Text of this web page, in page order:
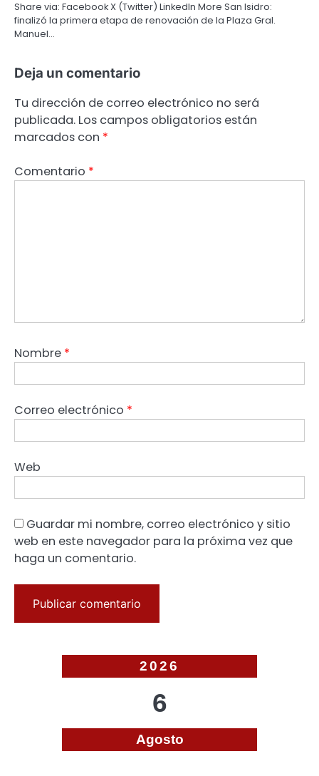
Share via: Facebook X (Twitter) LinkedIn More San Isidro:
finalizó la primera etapa de renovación de la Plaza Gral.
Manuel…
Deja un comentario
Tu dirección de correo electrónico no será
publicada. Los campos obligatorios están
marcados con *
Comentario *
Nombre *
Correo electrónico *
Web
Guardar mi nombre, correo electrónico y sitio
web en este navegador para la próxima vez que
haga un comentario.
2026
6
Agosto